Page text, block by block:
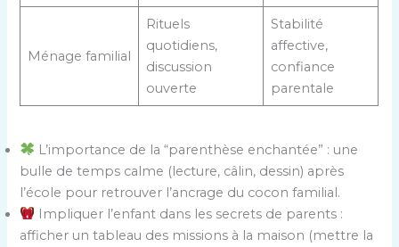
Ménage familial
Rituels
quotidiens,
discussion
ouverte
Stabilité
affective,
confiance
parentale
L’importance de la “parenthèse enchantée” : une
bulle de temps calme (lecture, câlin, dessin) après
l’école pour retrouver l’ancrage du cocon familial.
Impliquer l’enfant dans les secrets de parents :
afficher un tableau des missions à la maison (mettre la